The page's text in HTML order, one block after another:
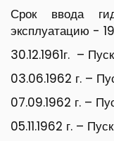
Срок ввода
эксплуатацию -
30.12.1961г. –
03.06.1962 г. –
07.09.1962 г. –
05.11.1962 г. –